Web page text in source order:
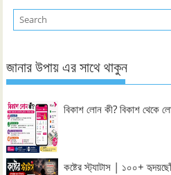
জানার উপায় এর সাথে থাকুন
বিকাশ লোন কী? বিকাশ থেকে
কষ্টের স্ট্যাটাস | ১০০+